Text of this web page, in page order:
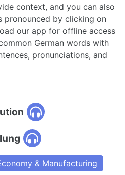
context, and you can also
pronounced by clicking on
our app for offline access
German words with
pronunciations, and
& Manufacturing